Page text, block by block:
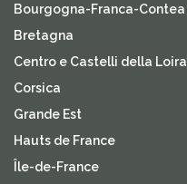
Bourgogna-Franca-Contea
Bretagna
Centro e Castelli della Loira
Corsica
Grande Est
Hauts de France
Île-de-France